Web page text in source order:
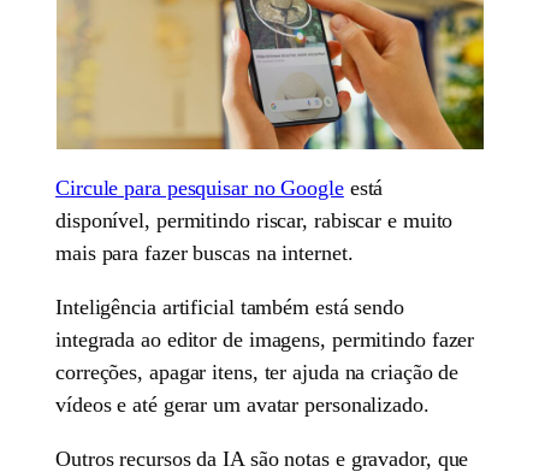
Circule para pesquisar no Googleestá
disponível, permitindo riscar, rabiscar e muito
mais para fazer buscas na internet.
Inteligência artificial também está sendo
integrada ao editor de imagens, permitindo fazer
correções, apagar itens, ter ajuda na criação de
vídeos e até gerar um avatar personalizado.
Outros recursos da IA são notas e gravador, que